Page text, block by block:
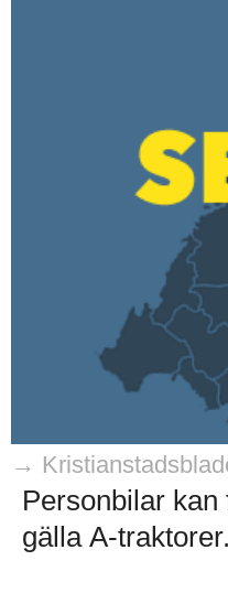
→
Personbilar
gälla A-